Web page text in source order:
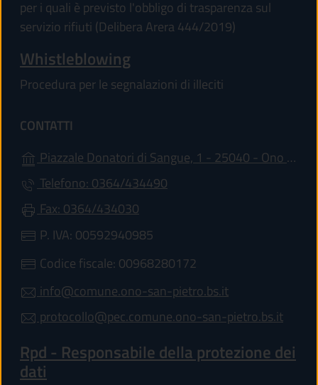
per i quali è previsto l'obbligo di trasparenza sul
servizio rifiuti (Delibera Arera 444/2019)
Whistleblowing
Procedura per le segnalazioni di illeciti
CONTATTI
Piazzale Donatori di Sangue, 1 - 25040 - Ono San Pietro
Telefono: 0364/434490
Fax: 0364/434030
P. IVA: 00592940985
Codice fiscale: 00968280172
info@comune.ono-san-pietro.bs.it
protocollo@pec.comune.ono-san-pietro.bs.it
Rpd - Responsabile della protezione dei
dati